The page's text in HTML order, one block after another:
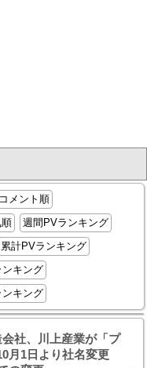
メント順
週間PVランキング
累計PVランキング
ンキング
ンキング
社、川上産業が「プ
月1日より社名変更